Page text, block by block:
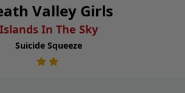
Valley Girls
Islands In The Sky
Suicide Squeeze